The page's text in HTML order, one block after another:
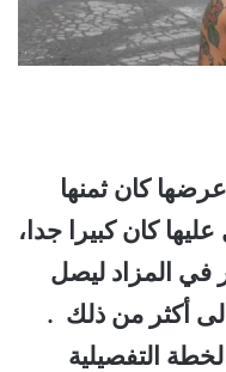
كان ثمنها
عليها كان كبيرا جدا،
في المزاد ليصل
أكثر من ذلك .
التفصيلية